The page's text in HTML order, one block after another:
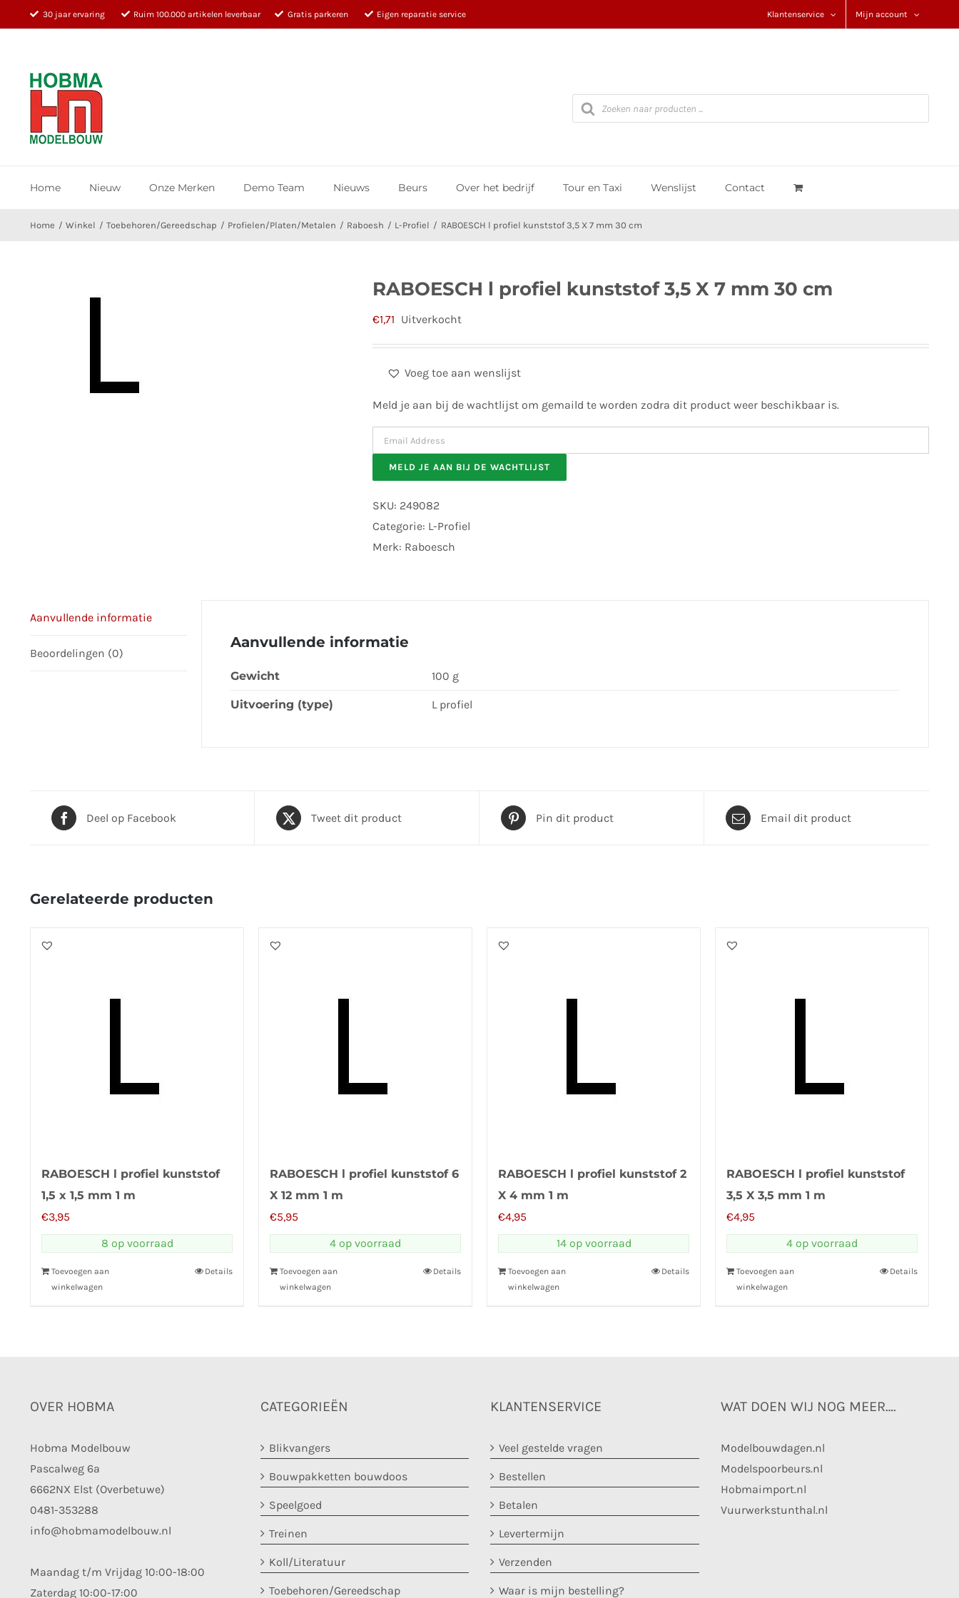
naar
30 jaar ervaring Ruim 100.000 artikelen leverbaar Gratis parkeren Eigen reparatie service Klantenservice Mijn account
Producten
zoeken
Home Nieuw Onze Merken Demo Team Nieuws Beurs Over het bedrijf Tour en Taxi Wenslijst Contact
Home Winkel Toebehoren/Gereedschap Profielen/Platen/Metalen Raboesh L-Profiel RABOESCH l profiel kunststof 3,5 X 7 mm 30 cm
RABOESCH l profiel kunststof 3,5 X 7 mm 30 cm
€1,71 Uitverkocht
Voeg toe aan wenslijst
Meld je aan bij de wachtlijst om gemaild te worden zodra dit product weer beschikbaar is.
Enter
your
email
address
to
product
MELD JE AAN BIJ DE WACHTLIJST
SKU: 249082
Categorie: L-Profiel
Merk: Raboesch
Aanvullende informatie
Beoordelingen (0)
Aanvullende informatie
Gewicht 100 g
Uitvoering (type) L profiel
Deel op Facebook Tweet dit product Pin dit product Email dit product
Gerelateerde producten
RABOESCH l profiel kunststof
1,5 x 1,5 mm 1 m
€3,95
8 op voorraad
Toevoegen aan
winkelwagen
Details
RABOESCH l profiel kunststof 6
X 12 mm 1 m
€5,95
4 op voorraad
Toevoegen aan
winkelwagen
Details
RABOESCH l profiel kunststof 2
X 4 mm 1 m
€4,95
14 op voorraad
Toevoegen aan
winkelwagen
Details
RABOESCH l profiel kunststof
3,5 X 3,5 mm 1 m
€4,95
4 op voorraad
Toevoegen aan
winkelwagen
Details
OVER HOBMA
Hobma Modelbouw
Pascalweg 6a
6662NX Elst (Overbetuwe)
0481-353288
info@hobmamodelbouw.nl
Maandag t/m Vrijdag 10:00-18:00
Zaterdag 10:00-17:00
CATEGORIEËN
Blikvangers
Bouwpakketten bouwdoos
Speelgoed
Treinen
Koll/Literatuur
Toebehoren/Gereedschap
KLANTENSERVICE
Veel gestelde vragen
Bestellen
Betalen
Levertermijn
Verzenden
Waar is mijn bestelling?
WAT DOEN WIJ NOG MEER….
Modelbouwdagen.nl
Modelspoorbeurs.nl
Hobmaimport.nl
Vuurwerkstunthal.nl